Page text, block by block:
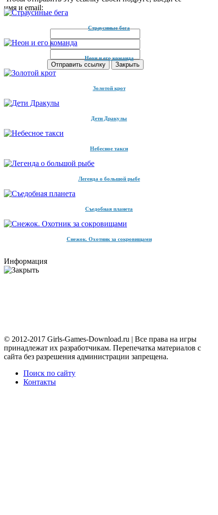
имя и email:
Страусиные бега
Неон и его команда
Золотой крот
Дети Дракулы
Небесное такси
Легенда о большой рыбе
Съедобная планета
Снежок. Охотник за сокровищами
Информация
© 2012-2017 Girls-Games-Download.ru | Все права на игры
принадлежат их разработчикам. Перепечатка материалов с
сайта без разрешения администрации запрещена.
Поиск по сайту
Контакты